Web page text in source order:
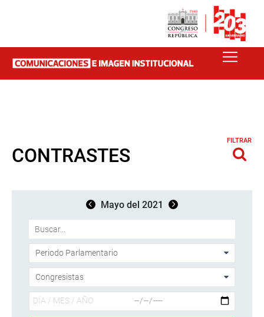
CONTRASTES
FILTRAR
Mayo del 2021